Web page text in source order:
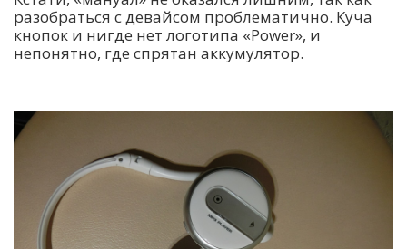
разобраться с девайсом проблематично. Куча
кнопок и нигде нет логотипа «Power», и
непонятно, где спрятан аккумулятор.